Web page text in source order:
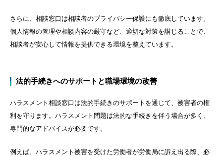
さらに、相談窓口は相談者のプライバシー保護にも徹底しています。
個人情報の管理や相談内容の厳守など、適切な対策を講じることで、
相談者が安心して情報を提供できる環境を整えています。
法的手続きへのサポートと職場環境の改善
ハラスメント相談窓口は法的手続きのサポートを通じて、被害者の権
利を守ります。ハラスメント問題は法的な手続きを伴う場合が多く、
専門的なアドバイスが必要です。
例えば、ハラスメント被害を受けた労働者が労働局に訴え出る際、必